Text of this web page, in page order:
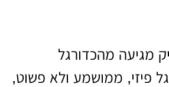
מגיעה מהכדורגל
פיזי, ממושמע ולא פשוט,